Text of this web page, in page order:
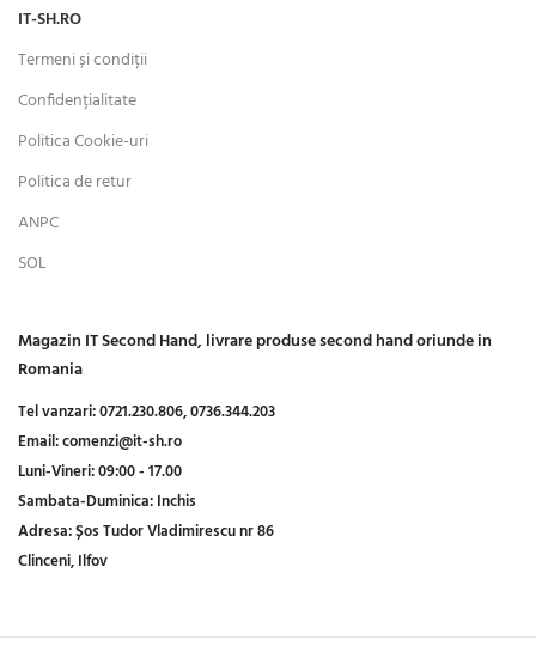
IT-SH.RO
Termeni și condiții
Confidențialitate
Politica Cookie-uri
Politica de retur
ANPC
SOL
Magazin IT Second Hand, livrare produse second hand oriunde in
Romania
Tel vanzari:0721.230.806,0736.344.203
Email:comenzi@it-sh.ro
Luni-Vineri:09:00 - 17.00
Sambata-Duminica:Inchis
Adresa:Șos Tudor Vladimirescu nr 86
Clinceni, Ilfov